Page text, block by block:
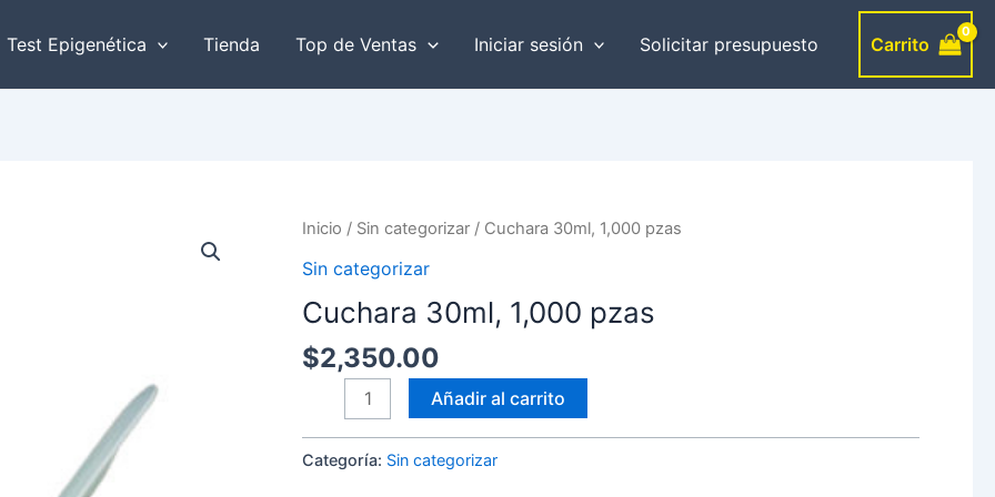
Test Epigenética Tienda Top de Ventas Iniciar sesión Solicitar presupuesto Carrito
Inicio / Sin categorizar / Cuchara 30ml, 1,000 pzas
Sin categorizar
Cuchara 30ml, 1,000 pzas
$2,350.00
Cuchara
30ml,
pzas
cantidad
Añadir al carrito
Categoría: Sin categorizar